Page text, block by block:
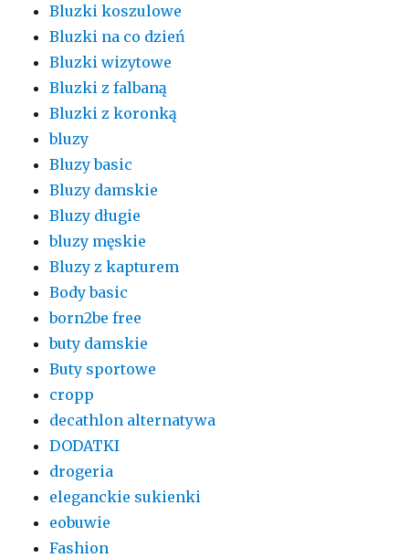
Bluzki koszulowe
Bluzki na co dzień
Bluzki wizytowe
Bluzki z falbaną
Bluzki z koronką
bluzy
Bluzy basic
Bluzy damskie
Bluzy długie
bluzy męskie
Bluzy z kapturem
Body basic
born2be free
buty damskie
Buty sportowe
cropp
decathlon alternatywa
DODATKI
drogeria
eleganckie sukienki
eobuwie
Fashion